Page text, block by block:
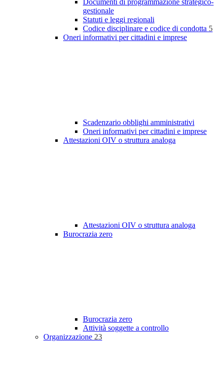
Documenti di programmazione strategico-
gestionale
Statuti e leggi regionali
Codice disciplinare e codice di condotta 5
Oneri informativi per cittadini e imprese
Scadenzario obblighi amministrativi
Oneri informativi per cittadini e imprese
Attestazioni OIV o struttura analoga
Attestazioni OIV o struttura analoga
Burocrazia zero
Burocrazia zero
Attività soggette a controllo
Organizzazione 23